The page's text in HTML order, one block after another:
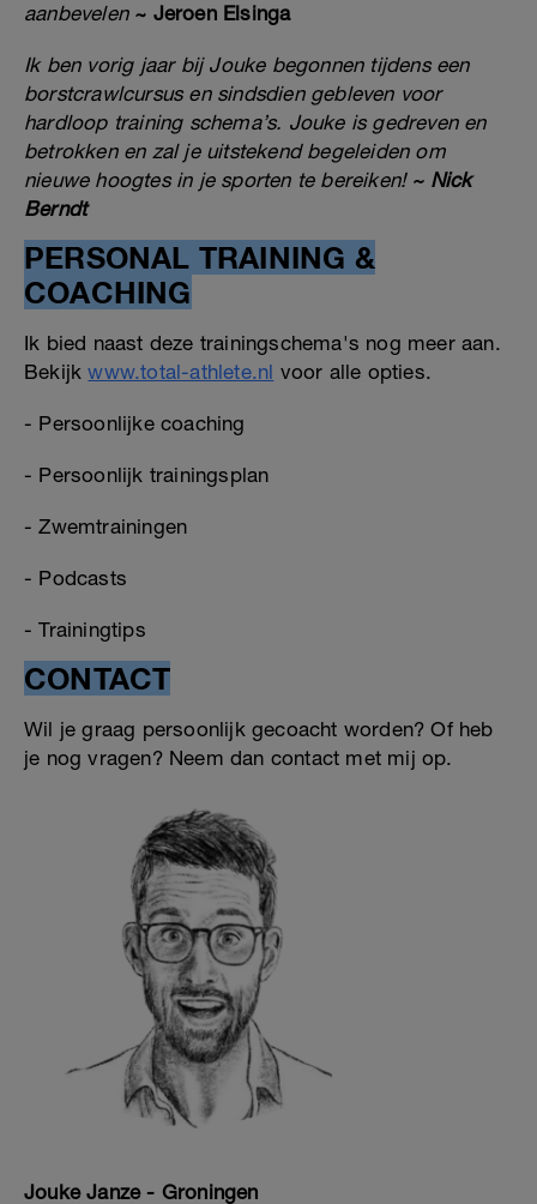
aanbevelen ~ Jeroen Elsinga
Ik ben vorig jaar bij Jouke begonnen tijdens een
borstcrawlcursus en sindsdien gebleven voor
hardloop training schema’s. Jouke is gedreven en
betrokken en zal je uitstekend begeleiden om
nieuwe hoogtes in je sporten te bereiken! ~ Nick
Berndt
PERSONAL TRAINING &
COACHING
Ik bied naast deze trainingschema's nog meer aan.
Bekijkwww.total-athlete.nl voor alle opties.
- Persoonlijke coaching
- Persoonlijk trainingsplan
- Zwemtrainingen
- Podcasts
- Trainingtips
CONTACT
Wil je graag persoonlijk gecoacht worden? Of heb
je nog vragen? Neem dan contact met mij op.
Jouke Janze - Groningen